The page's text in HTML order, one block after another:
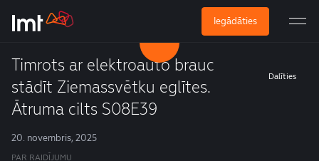
Iegādāties
Timrots ar elektroauto brauc
stādīt Ziemassvētku eglītes.
Ātruma cilts S08E39
Dalīties
20. novembris, 2025
PAR RAIDĪJUMU